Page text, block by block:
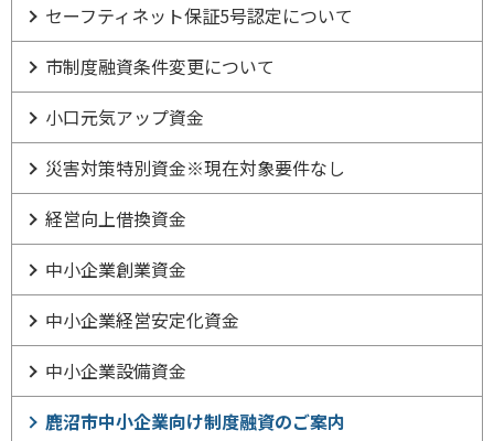
セーフティネット保証5号認定について
市制度融資条件変更について
小口元気アップ資金
災害対策特別資金※現在対象要件なし
経営向上借換資金
中小企業創業資金
中小企業経営安定化資金
中小企業設備資金
鹿沼市中小企業向け制度融資のご案内